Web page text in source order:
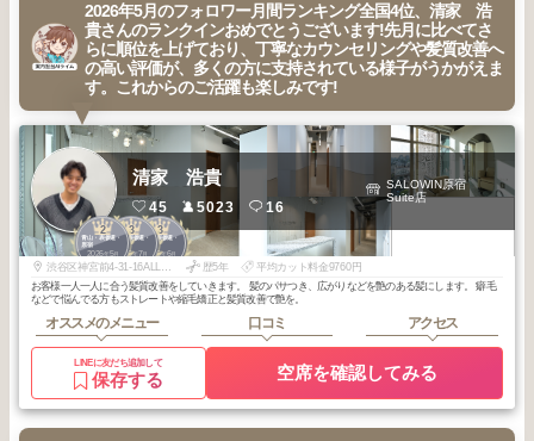
2026年5月のフォロワー月間ランキング全国4位、清家 浩
貴さんのランクインおめでとうございます!先月に比べてさ
らに順位を上げており、丁寧なカウンセリングや髪質改善へ
の高い評価が、多くの方に支持されている様子がうかがえま
す。これからのご活躍も楽しみです!
2
青山・表参道・
原宿
2026年5月
3
青山・表参道・
2026年7月
3
青山・表参道・
2026年6月
清家 浩貴
45 5023 16
SALOWIN原宿
Suite店
渋谷区神宮前4-31-16ALLEY原宿4階 歴5年
平均カット料金9760円
お客様一人一人に合う髪質改善をしていきます。 髪のパサつき、広がりなどを艶のある髪にします。 癖毛
などで悩んでる方もストレートや縮毛矯正と髪質改善で艶を。
オススメのメニュー 口コミ アクセス
LINEに友だち追加して
保存する 空席を確認してみる